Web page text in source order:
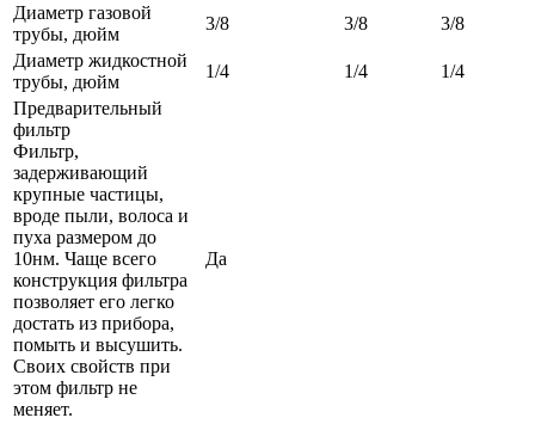
Диаметр газовой
трубы, дюйм
3/8 3/8
3/8
Диаметр жидкостной
трубы, дюйм
1/4 1/4
1/4
Предварительный
фильтр
Фильтр,
задерживающий
крупные частицы,
вроде пыли, волоса и
пуха размером до
10нм. Чаще всего
конструкция фильтра
позволяет его легко
достать из прибора,
помыть и высушить.
Своих свойств при
этом фильтр не
меняет.
Да